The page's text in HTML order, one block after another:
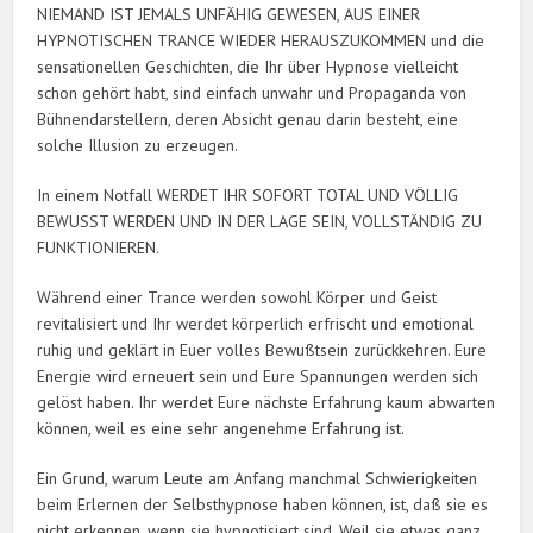
NIEMAND IST JEMALS UNFÄHIG GEWESEN, AUS EINER
HYPNOTISCHEN TRANCE WIEDER HERAUSZUKOMMEN und die
sensationellen Geschichten, die Ihr über Hypnose vielleicht
schon gehört habt, sind einfach unwahr und Propaganda von
Bühnendarstellern, deren Absicht genau darin besteht, eine
solche Illusion zu erzeugen.
In einem Notfall WERDET IHR SOFORT TOTAL UND VÖLLIG
BEWUSST WERDEN UND IN DER LAGE SEIN, VOLLSTÄNDIG ZU
FUNKTIONIEREN.
Während einer Trance werden sowohl Körper und Geist
revitalisiert und Ihr werdet körperlich erfrischt und emotional
ruhig und geklärt in Euer volles Bewußtsein zurückkehren. Eure
Energie wird erneuert sein und Eure Spannungen werden sich
gelöst haben. Ihr werdet Eure nächste Erfahrung kaum abwarten
können, weil es eine sehr angenehme Erfahrung ist.
Ein Grund, warum Leute am Anfang manchmal Schwierigkeiten
beim Erlernen der Selbsthypnose haben können, ist, daß sie es